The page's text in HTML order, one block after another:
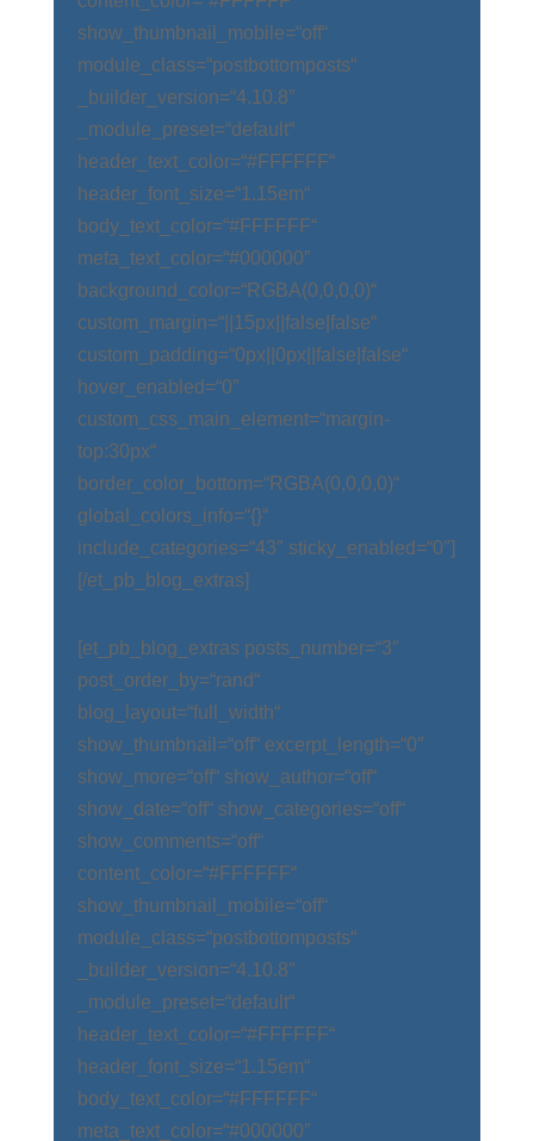
show_thumbnail_mobile=“off“
module_class=“postbottomposts“
_builder_version=“4.10.8″
_module_preset=“default“
header_text_color=“#FFFFFF“
header_font_size=“1.15em“
body_text_color=“#FFFFFF“
meta_text_color=“#000000″
background_color=“RGBA(0,0,0,0)“
custom_margin=“||15px||false|false“
custom_padding=“0px||0px||false|false“
hover_enabled=“0″
custom_css_main_element=“margin-
top:30px“
border_color_bottom=“RGBA(0,0,0,0)“
global_colors_info=“{}“
include_categories=“43″ sticky_enabled=“0″]
[/et_pb_blog_extras]
[et_pb_blog_extras posts_number=“3″
post_order_by=“rand“
blog_layout=“full_width“
show_thumbnail=“off“ excerpt_length=“0″
show_more=“off“ show_author=“off“
show_date=“off“ show_categories=“off“
show_comments=“off“
content_color=“#FFFFFF“
show_thumbnail_mobile=“off“
module_class=“postbottomposts“
_builder_version=“4.10.8″
_module_preset=“default“
header_text_color=“#FFFFFF“
header_font_size=“1.15em“
body_text_color=“#FFFFFF“
meta_text_color=“#000000″